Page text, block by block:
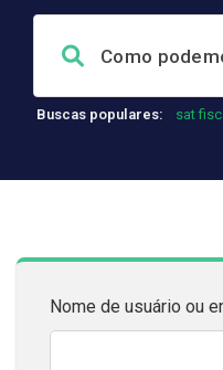
Buscas populares: sat
Nome de usuário ou